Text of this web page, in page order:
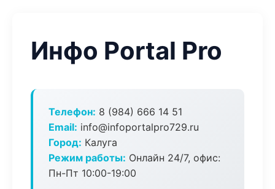
Инфо Portal Pro
Телефон: 8 (984) 666 14 51
Email: info@infoportalpro729.ru
Город: Калуга
Режим работы: Онлайн 24/7, офис:
Пн-Пт 10:00-19:00